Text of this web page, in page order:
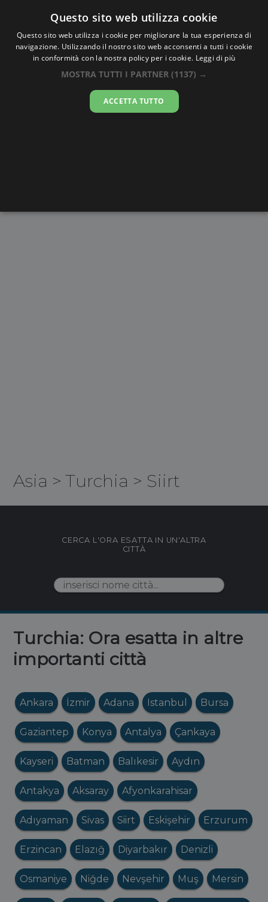
Oraesatta.co
Ora EsattaSiirt
00:36:08
Asia >Turchia > Siirt
CERCA L'ORA ESATTA IN UN'ALTRA
CITTÀ
Turchia: Ora esatta in altre
importanti città
Ankara İzmir Adana Istanbul Bursa
Gaziantep Konya Antalya Çankaya
Kayseri Batman Balıkesir Aydın
Antakya Aksaray Afyonkarahisar
Adıyaman Sivas Siirt Eskişehir Erzurum
Erzincan Elazığ Diyarbakır Denizli
Osmaniye Niğde Nevşehir Muş Mersin
Questo sito web utilizza cookie
Questo sito web utilizza i cookie per migliorare la tua esperienza di
navigazione. Utilizzando il nostro sito web acconsenti a tutti i cookie
in conformità con la nostra policy per i cookie. Leggi di più
MOSTRA TUTTI I PARTNER (1137) →
ACCETTA TUTTO